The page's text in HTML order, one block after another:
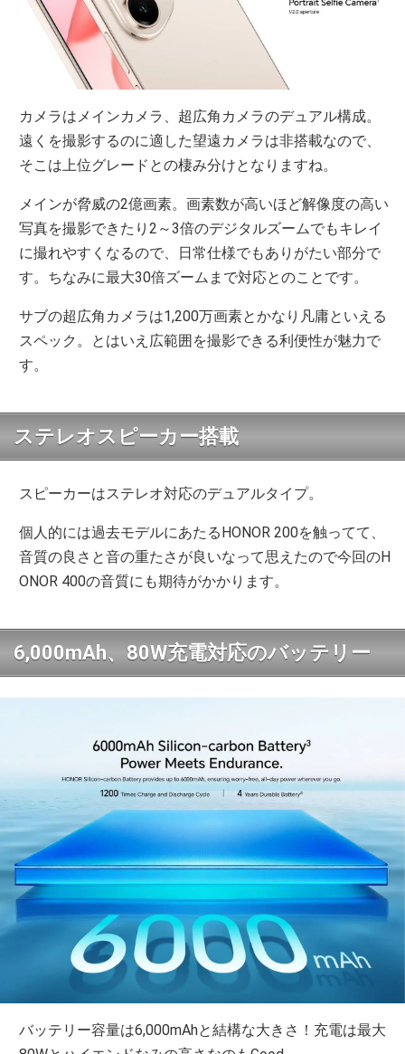
カメラはメインカメラ、超広角カメラのデュアル構成。
遠くを撮影するのに適した望遠カメラは非搭載なので、
そこは上位グレードとの棲み分けとなりますね。
メインが脅威の2億画素。画素数が高いほど解像度の高い
写真を撮影できたり2～3倍のデジタルズームでもキレイ
に撮れやすくなるので、日常仕様でもありがたい部分で
す。ちなみに最大30倍ズームまで対応とのことです。
サブの超広角カメラは1,200万画素とかなり凡庸といえる
スペック。とはいえ広範囲を撮影できる利便性が魅力で
す。
ステレオスピーカー搭載
スピーカーはステレオ対応のデュアルタイプ。
個人的には過去モデルにあたるHONOR 200を触ってて、
音質の良さと音の重たさが良いなって思えたので今回のH
ONOR 400の音質にも期待がかかります。
6,000mAh、80W充電対応のバッテリー
バッテリー容量は6,000mAhと結構な大きさ！充電は最大